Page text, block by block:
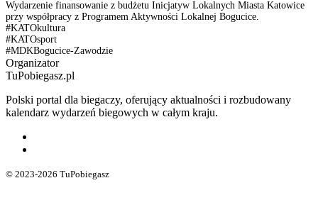
Wydarzenie finansowanie z budżetu Inicjatyw Lokalnych Miasta Katowice
przy współpracy z Programem Aktywności Lokalnej Bogucice.
#KATOkultura
#KATOsport
#MDKBogucice-Zawodzie
Organizator
TuPobiegasz.pl
Polski portal dla biegaczy, oferujący aktualności i rozbudowany
kalendarz wydarzeń biegowych w całym kraju.
© 2023-2026 TuPobiegasz